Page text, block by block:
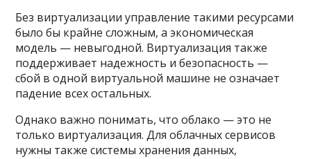
Без виртуализации управление такими ресурсами
было бы крайне сложным, а экономическая
модель — невыгодной. Виртуализация также
поддерживает надежность и безопасность —
сбой в одной виртуальной машине не означает
падение всех остальных.
Однако важно понимать, что облако — это не
только виртуализация. Для облачных сервисов
нужны также системы хранения данных,